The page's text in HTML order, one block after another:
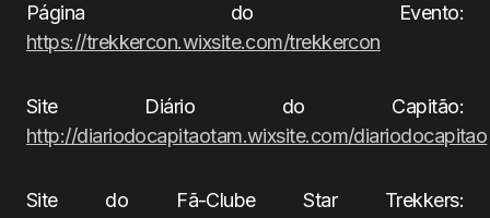
Página do Evento:
https://trekkercon.wixsite.com/trekkercon
Site Diário do Capitão:
http://diariodocapitaotam.wixsite.com/diariodocapitao
Site do Fã-Clube Star Trekkers: